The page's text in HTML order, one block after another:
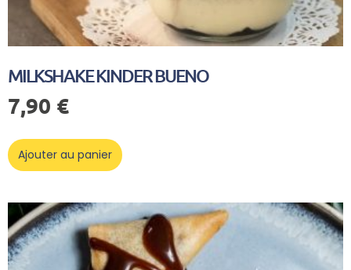
MILKSHAKE KINDER BUENO
7,90 €
Ajouter au panier